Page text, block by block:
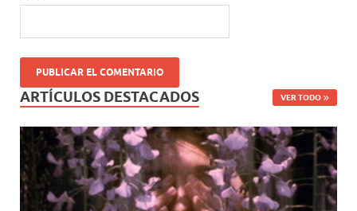
ARTÍCULOS DESTACADOS VER TODO